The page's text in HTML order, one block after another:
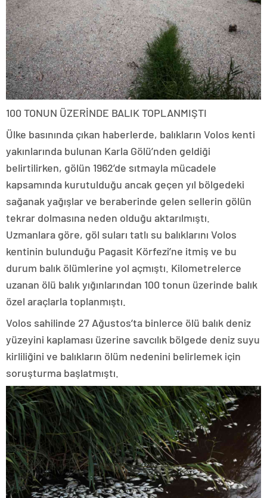
100 TONUN ÜZERİNDE BALIK TOPLANMIŞTI
Ülke basınında çıkan haberlerde, balıkların Volos kenti
yakınlarında bulunan Karla Gölü’nden geldiği
belirtilirken, gölün 1962’de sıtmayla mücadele
kapsamında kurutulduğu ancak geçen yıl bölgedeki
sağanak yağışlar ve beraberinde gelen sellerin gölün
tekrar dolmasına neden olduğu aktarılmıştı.
Uzmanlara göre, göl suları tatlı su balıklarını Volos
kentinin bulunduğu Pagasit Körfezi’ne itmiş ve bu
durum balık ölümlerine yol açmıştı. Kilometrelerce
uzanan ölü balık yığınlarından 100 tonun üzerinde balık
özel araçlarla toplanmıştı.
Volos sahilinde 27 Ağustos’ta binlerce ölü balık deniz
yüzeyini kaplaması üzerine savcılık bölgede deniz suyu
kirliliğini ve balıkların ölüm nedenini belirlemek için
soruşturma başlatmıştı.